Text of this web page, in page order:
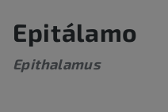
Epitálamo
Epithalamus